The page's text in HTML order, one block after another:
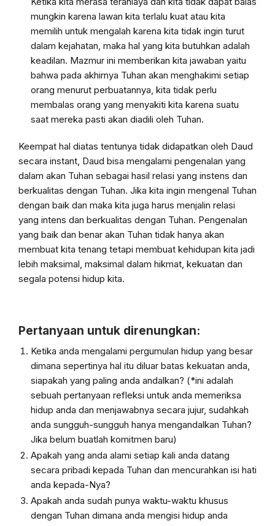
mungkin karena lawan kita terlalu kuat atau kita
memilih untuk mengalah karena kita tidak ingin turut
dalam kejahatan, maka hal yang kita butuhkan adalah
keadilan. Mazmur ini memberikan kita jawaban yaitu
bahwa pada akhirnya Tuhan akan menghakimi setiap
orang menurut perbuatannya, kita tidak perlu
membalas orang yang menyakiti kita karena suatu
saat mereka pasti akan diadili oleh Tuhan.
Keempat hal diatas tentunya tidak didapatkan oleh Daud
secara instant, Daud bisa mengalami pengenalan yang
dalam akan Tuhan sebagai hasil relasi yang instens dan
berkualitas dengan Tuhan. Jika kita ingin mengenal Tuhan
dengan baik dan maka kita juga harus menjalin relasi
yang intens dan berkualitas dengan Tuhan. Pengenalan
yang baik dan benar akan Tuhan tidak hanya akan
membuat kita tenang tetapi membuat kehidupan kita jadi
lebih maksimal, maksimal dalam hikmat, kekuatan dan
segala potensi hidup kita.
Pertanyaan untuk direnungkan:
Ketika anda mengalami pergumulan hidup yang besar
dimana sepertinya hal itu diluar batas kekuatan anda,
siapakah yang paling anda andalkan? (*ini adalah
sebuah pertanyaan refleksi untuk anda memeriksa
hidup anda dan menjawabnya secara jujur, sudahkah
anda sungguh-sungguh hanya mengandalkan Tuhan?
Jika belum buatlah komitmen baru)
Apakah yang anda alami setiap kali anda datang
secara pribadi kepada Tuhan dan mencurahkan isi hati
anda kepada-Nya?
Apakah anda sudah punya waktu-waktu khusus
dengan Tuhan dimana anda mengisi hidup anda